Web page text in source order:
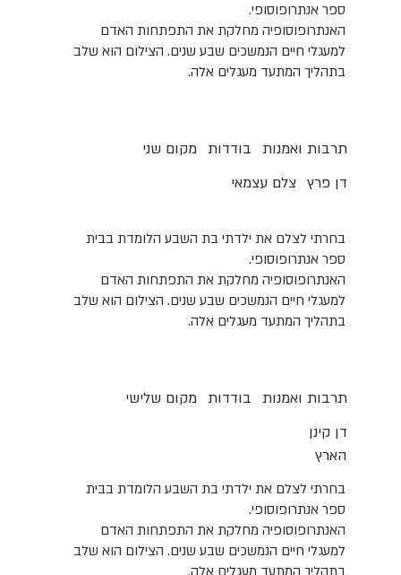
ספר אנתרופוסופי.
האנתרופוסופיה מחלקת את התפתחות האדם
למעגלי חיים הנמשכים שבע שנים. הצילום הוא שלב
בתהליך המתעד מעגלים אלה.
מקום שני בודדות תרבות ואמנות
צלם עצמאי דן פרץ
בחרתי לצלם את ילדתי בת השבע הלומדת בבית
ספר אנתרופוסופי.
האנתרופוסופיה מחלקת את התפתחות האדם
למעגלי חיים הנמשכים שבע שנים. הצילום הוא שלב
בתהליך המתעד מעגלים אלה.
מקום שלישי בודדות תרבות ואמנות
דן קינן
הארץ
בחרתי לצלם את ילדתי בת השבע הלומדת בבית
ספר אנתרופוסופי.
האנתרופוסופיה מחלקת את התפתחות האדם
למעגלי חיים הנמשכים שבע שנים. הצילום הוא שלב
בתהליך המתעד מעגלים אלה.